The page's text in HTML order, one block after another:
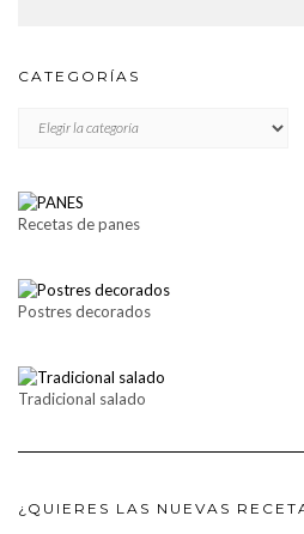
CATEGORÍAS
Recetas de panes
Postres decorados
Tradicional salado
¿QUIERES LAS NUEVAS